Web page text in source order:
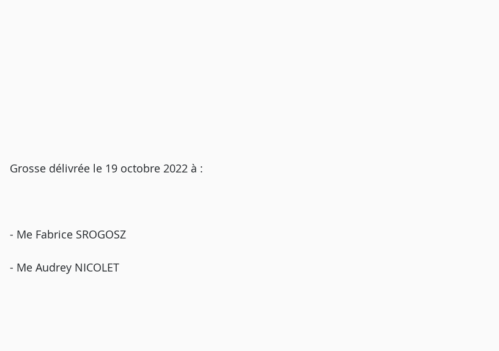
Grosse délivrée le 19 octobre 2022 à :
- Me Fabrice SROGOSZ
- Me Audrey NICOLET